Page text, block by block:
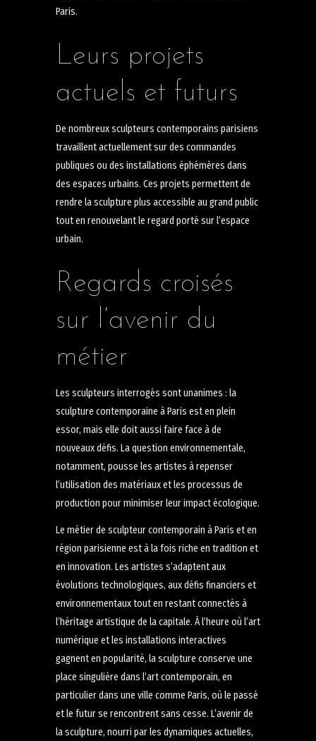
Paris.
Leurs projets
actuels et futurs
De nombreux sculpteurs contemporains parisiens
travaillent actuellement sur des commandes
publiques ou des installations éphémères dans
des espaces urbains. Ces projets permettent de
rendre la sculpture plus accessible au grand public
tout en renouvelant le regard porté sur l’espace
urbain.
Regards croisés
sur l’avenir du
métier
Les sculpteurs interrogés sont unanimes : la
sculpture contemporaine à Paris est en plein
essor, mais elle doit aussi faire face à de
nouveaux défis. La question environnementale,
notamment, pousse les artistes à repenser
l’utilisation des matériaux et les processus de
production pour minimiser leur impact écologique.
Le métier de sculpteur contemporain à Paris et en
région parisienne est à la fois riche en tradition et
en innovation. Les artistes s’adaptent aux
évolutions technologiques, aux défis financiers et
environnementaux tout en restant connectés à
l’héritage artistique de la capitale. À l’heure où l’art
numérique et les installations interactives
gagnent en popularité, la sculpture conserve une
place singulière dans l’art contemporain, en
particulier dans une ville comme Paris, où le passé
et le futur se rencontrent sans cesse. L’avenir de
la sculpture, nourri par les dynamiques actuelles,